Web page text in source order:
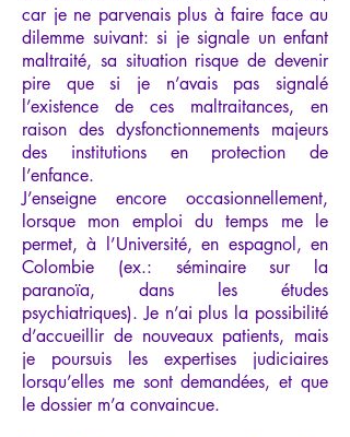
car je ne parvenais plus à faire face au
dilemme suivant: si je signale un enfant
maltraité, sa situation risque de devenir
pire que si je n’avais pas signalé
l’existence de ces maltraitances, en
raison des dysfonctionnements majeurs
des institutions en protection de
l’enfance.
J’enseigne encore occasionnellement,
lorsque mon emploi du temps me le
permet, à l’Université, en espagnol, en
Colombie (ex.: séminaire sur la
paranoïa, dans les études
psychiatriques). Je n’ai plus la possibilité
d’accueillir de nouveaux patients, mais
je poursuis les expertises judiciaires
lorsqu’elles me sont demandées, et que
le dossier m’a convaincue.